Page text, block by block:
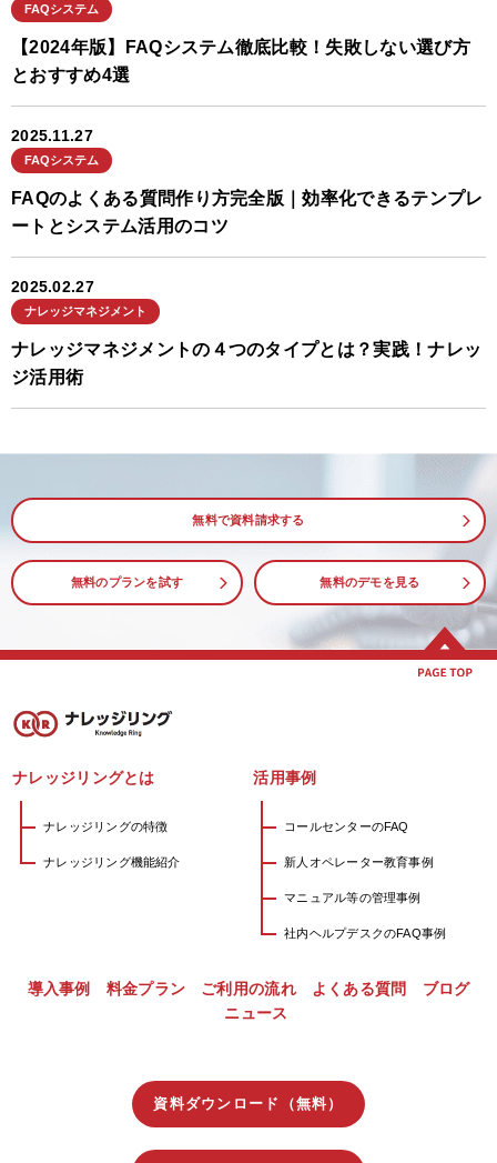
FAQシステム
【2024年版】FAQシステム徹底比較！失敗しない選び方
とおすすめ4選
2025.11.27
FAQシステム
FAQのよくある質問作り方完全版｜効率化できるテンプレ
ートとシステム活用のコツ
2025.02.27
ナレッジマネジメント
ナレッジマネジメントの４つのタイプとは？実践！ナレッ
ジ活用術
無料で資料請求する
無料のプランを試す 無料のデモを見る
ナレッジリングとは
ナレッジリングの特徴
ナレッジリング機能紹介
活用事例
コールセンターのFAQ
新人オペレーター教育事例
マニュアル等の管理事例
社内ヘルプデスクのFAQ事例
導入事例 料金プラン ご利用の流れ よくある質問
ブログ
ニュース
資料ダウンロード（無料）